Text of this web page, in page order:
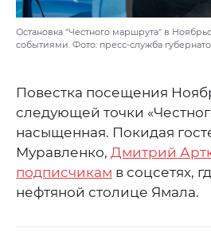
Остановка "Честного маршрута" в
событиями. Фото: пресс-служба
Повестка посещения
следующей точки
насыщенная. Покидая
Муравленко, Дмитрий
подписчикам в соцсетях,
нефтяной столице Ямала.